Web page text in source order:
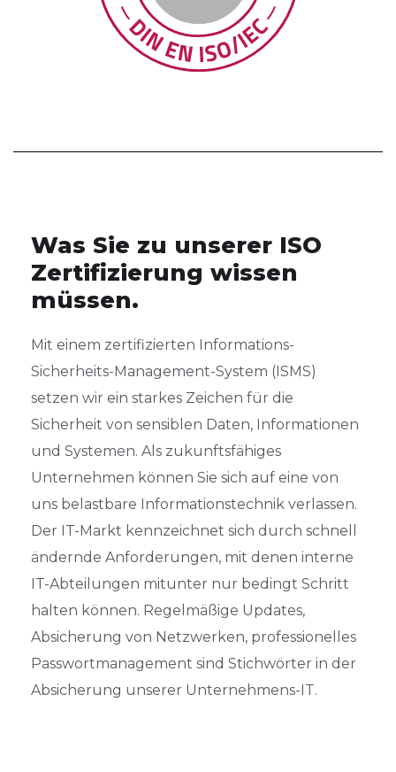
Was Sie zu unserer ISO
Zertifizierung wissen
müssen.
Mit einem zertifizierten Informations-
Sicherheits-Management-System (ISMS)
setzen wir ein starkes Zeichen für die
Sicherheit von sensiblen Daten, Informationen
und Systemen. Als zukunftsfähiges
Unternehmen können Sie sich auf eine von
uns belastbare Informationstechnik verlassen.
Der IT-Markt kennzeichnet sich durch schnell
ändernde Anforderungen, mit denen interne
IT-Abteilungen mitunter nur bedingt Schritt
halten können. Regelmäßige Updates,
Absicherung von Netzwerken, professionelles
Passwortmanagement sind Stichwörter in der
Absicherung unserer Unternehmens-IT.